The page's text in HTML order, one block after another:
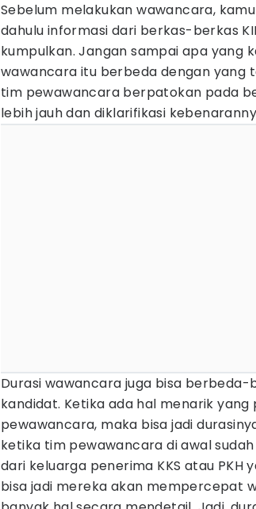
Sebelum melakukan wawancara,
dahulu informasi dari berkas-berkas
kumpulkan. Jangan sampai apa yang
wawancara itu berbeda dengan yang
tim pewawancara berpatokan pada
lebih jauh dan diklarifikasi
Durasi wawancara juga bisa
kandidat. Ketika ada hal menarik
pewawancara, maka bisa jadi
ketika tim pewawancara di awal
dari keluarga penerima KKS atau PKH
bisa jadi mereka akan mempercepat